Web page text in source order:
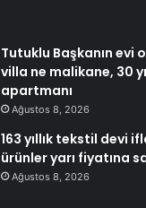
Tutuklu Başkanın evi
villa ne malikane, 30
apartmanı
Ağustos 8, 2026
163 yıllık tekstil devi
ürünler yarı fiyatına
Ağustos 8, 2026